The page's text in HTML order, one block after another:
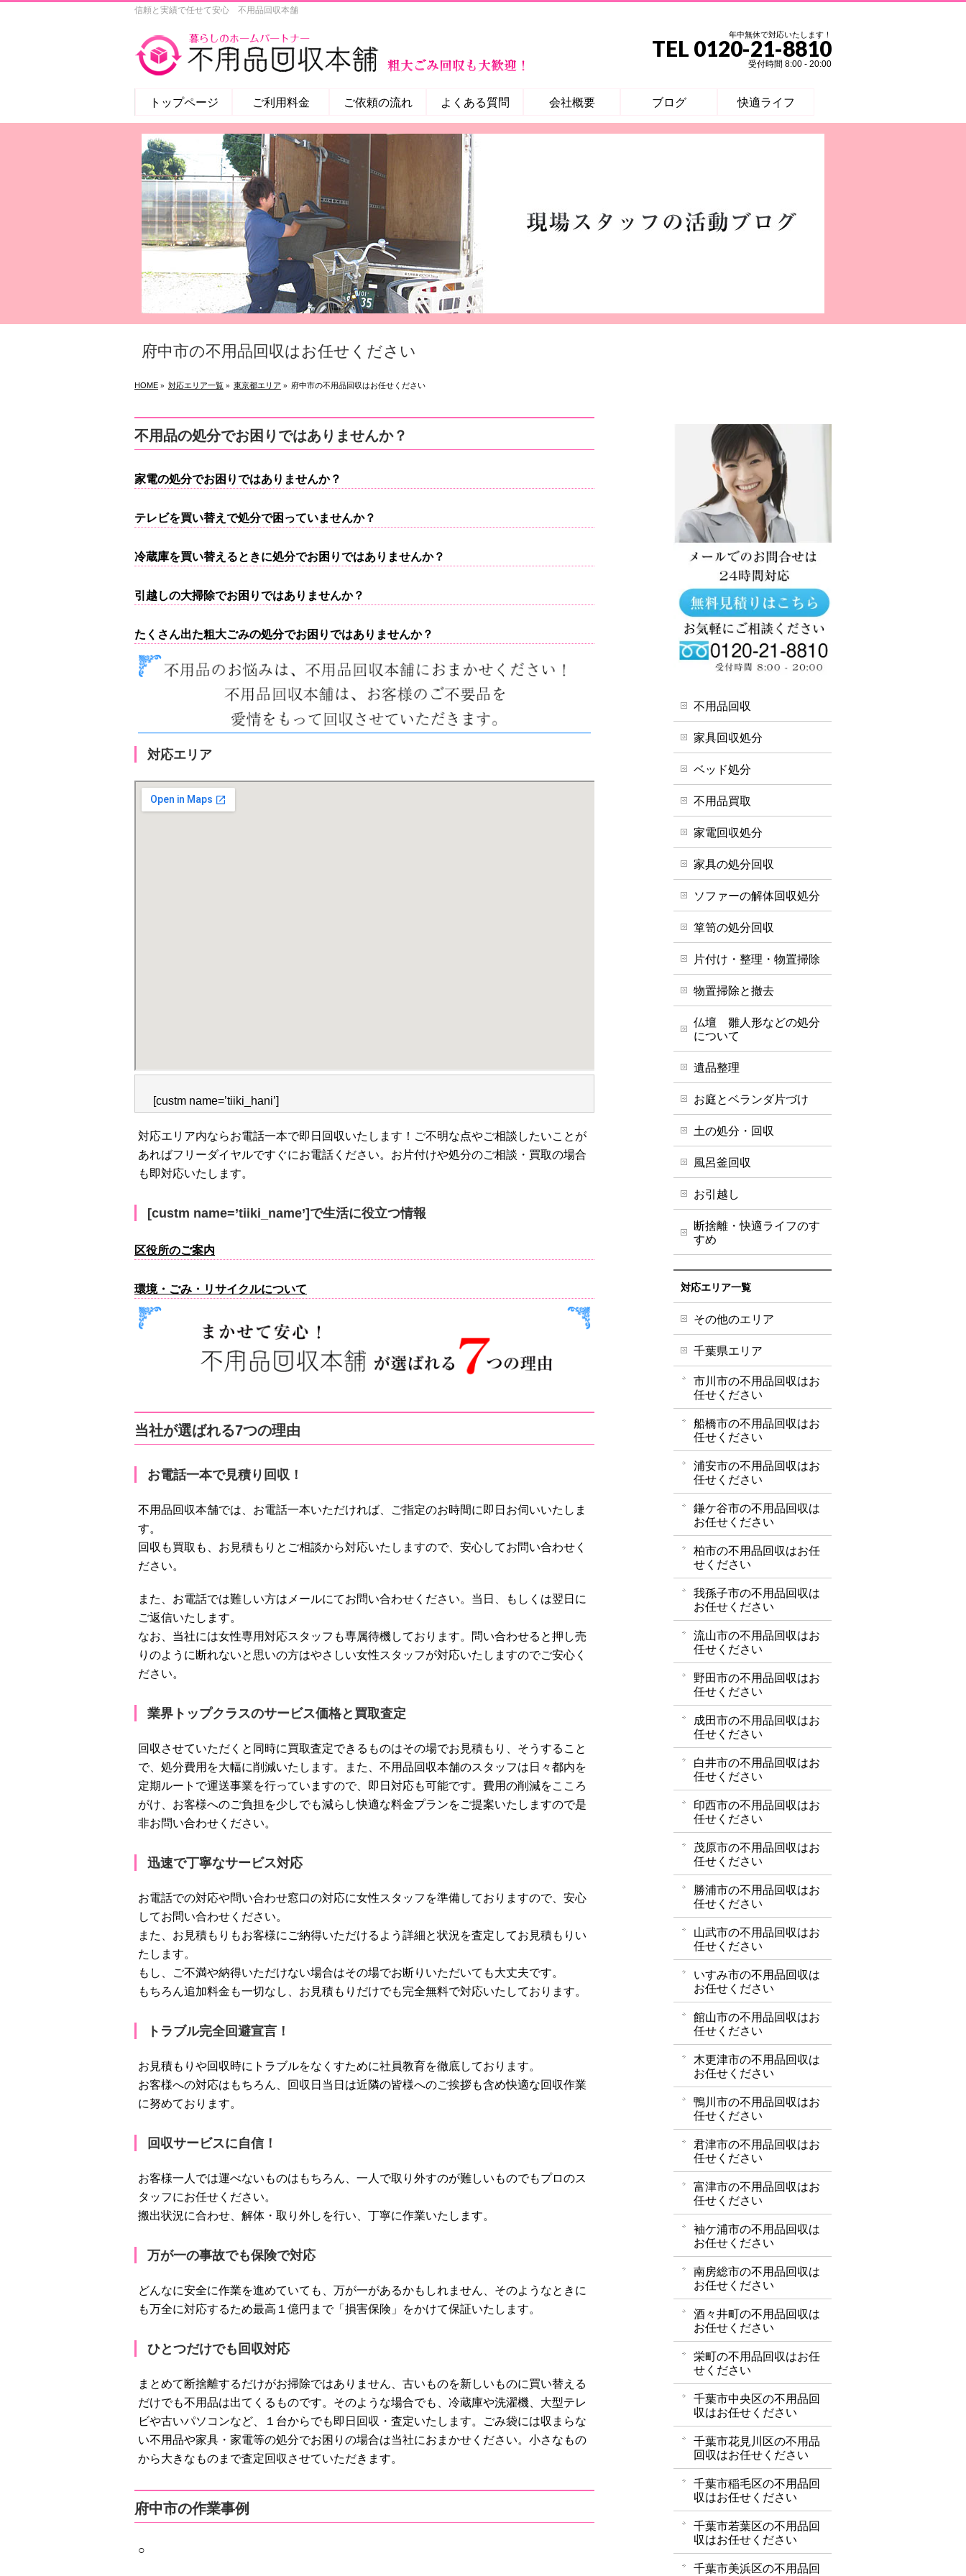
信頼と実績で任せて安心 不用品回収本舗
年中無休で対応いたします！
TEL 0120-21-8810
受付時間 8:00 - 20:00
トップページ ご利用料金 ご依頼の流れ よくある質問 会社概要 ブログ 快適ライフ
府中市の不用品回収はお任せください
HOME » 対応エリア一覧 » 東京都エリア » 府中市の不用品回収はお任せください
不用品の処分でお困りではありませんか？
家電の処分でお困りではありませんか？
テレビを買い替えで処分で困っていませんか？
冷蔵庫を買い替えるときに処分でお困りではありませんか？
引越しの大掃除でお困りではありませんか？
たくさん出た粗大ごみの処分でお困りではありませんか？
対応エリア
[custm name=’tiiki_hani’]
対応エリア内ならお電話一本で即日回収いたします！ご不明な点やご相談したいことが
あればフリーダイヤルですぐにお電話ください。お片付けや処分のご相談・買取の場合
も即対応いたします。
[custm name=’tiiki_name’]で生活に役立つ情報
区役所のご案内
環境・ごみ・リサイクルについて
当社が選ばれる7つの理由
お電話一本で見積り回収！
不用品回収本舗では、お電話一本いただければ、ご指定のお時間に即日お伺いいたしま
す。
回収も買取も、お見積もりとご相談から対応いたしますので、安心してお問い合わせく
ださい。
また、お電話では難しい方はメールにてお問い合わせください。当日、もしくは翌日に
ご返信いたします。
なお、当社には女性専用対応スタッフも専属待機しております。問い合わせると押し売
りのように断れないと思いの方はやさしい女性スタッフが対応いたしますのでご安心く
ださい。
業界トップクラスのサービス価格と買取査定
回収させていただくと同時に買取査定できるものはその場でお見積もり、そうすること
で、処分費用を大幅に削減いたします。また、不用品回収本舗のスタッフは日々都内を
定期ルートで運送事業を行っていますので、即日対応も可能です。費用の削減をこころ
がけ、お客様へのご負担を少しでも減らし快適な料金プランをご提案いたしますので是
非お問い合わせください。
迅速で丁寧なサービス対応
お電話での対応や問い合わせ窓口の対応に女性スタッフを準備しておりますので、安心
してお問い合わせください。
また、お見積もりもお客様にご納得いただけるよう詳細と状況を査定してお見積もりい
たします。
もし、ご不満や納得いただけない場合はその場でお断りいただいても大丈夫です。
もちろん追加料金も一切なし、お見積もりだけでも完全無料で対応いたしております。
トラブル完全回避宣言！
お見積もりや回収時にトラブルをなくすために社員教育を徹底しております。
お客様への対応はもちろん、回収日当日は近隣の皆様へのご挨拶も含め快適な回収作業
に努めております。
回収サービスに自信！
お客様一人では運べないものはもちろん、一人で取り外すのが難しいものでもプロのス
タッフにお任せください。
搬出状況に合わせ、解体・取り外しを行い、丁寧に作業いたします。
万が一の事故でも保険で対応
どんなに安全に作業を進めていても、万が一があるかもしれません、そのようなときに
も万全に対応するため最高１億円まで「損害保険」をかけて保証いたします。
ひとつだけでも回収対応
まとめて断捨離するだけがお掃除ではありません、古いものを新しいものに買い替える
だけでも不用品は出てくるものです。そのような場合でも、冷蔵庫や洗濯機、大型テレ
ビや古いパソコンなど、１台からでも即日回収・査定いたします。ごみ袋には収まらな
い不用品や家具・家電等の処分でお困りの場合は当社におまかせください。小さなもの
から大きなものまで査定回収させていただきます。
府中市の作業事例
○
不用品回収
家具回収処分
ベッド処分
不用品買取
家電回収処分
家具の処分回収
ソファーの解体回収処分
箪笥の処分回収
片付け・整理・物置掃除
物置掃除と撤去
仏壇 雛人形などの処分
について
遺品整理
お庭とベランダ片づけ
土の処分・回収
風呂釜回収
お引越し
断捨離・快適ライフのす
すめ
対応エリア一覧
その他のエリア
千葉県エリア
市川市の不用品回収はお
任せください
船橋市の不用品回収はお
任せください
浦安市の不用品回収はお
任せください
鎌ケ谷市の不用品回収は
お任せください
柏市の不用品回収はお任
せください
我孫子市の不用品回収は
お任せください
流山市の不用品回収はお
任せください
野田市の不用品回収はお
任せください
成田市の不用品回収はお
任せください
白井市の不用品回収はお
任せください
印西市の不用品回収はお
任せください
茂原市の不用品回収はお
任せください
勝浦市の不用品回収はお
任せください
山武市の不用品回収はお
任せください
いすみ市の不用品回収は
お任せください
館山市の不用品回収はお
任せください
木更津市の不用品回収は
お任せください
鴨川市の不用品回収はお
任せください
君津市の不用品回収はお
任せください
富津市の不用品回収はお
任せください
袖ケ浦市の不用品回収は
お任せください
南房総市の不用品回収は
お任せください
酒々井町の不用品回収は
お任せください
栄町の不用品回収はお任
せください
千葉市中央区の不用品回
収はお任せください
千葉市花見川区の不用品
回収はお任せください
千葉市稲毛区の不用品回
収はお任せください
千葉市若葉区の不用品回
収はお任せください
千葉市美浜区の不用品回